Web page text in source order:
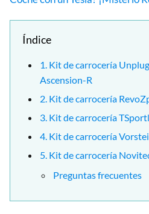
Índice
1. Kit de carrocería
Ascension-R
2. Kit de carrocería
3. Kit de carrocería
4. Kit de carrocería
5. Kit de carrocería
Preguntas frecuentes